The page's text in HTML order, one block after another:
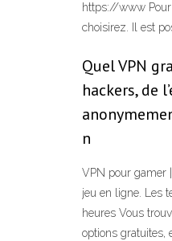
https://www
choisirez. Il est
Quel VPN
hackers, de
n
VPN pour gamer
jeu en ligne. Les
heures Vous
options gratuites,